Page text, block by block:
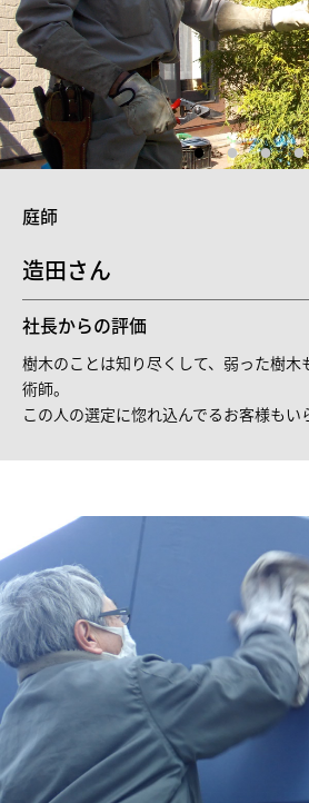
庭師
造田さん
社長からの評価
樹木のことは知り尽くして、弱った樹
術師。
この人の選定に惚れ込んでるお客様もい